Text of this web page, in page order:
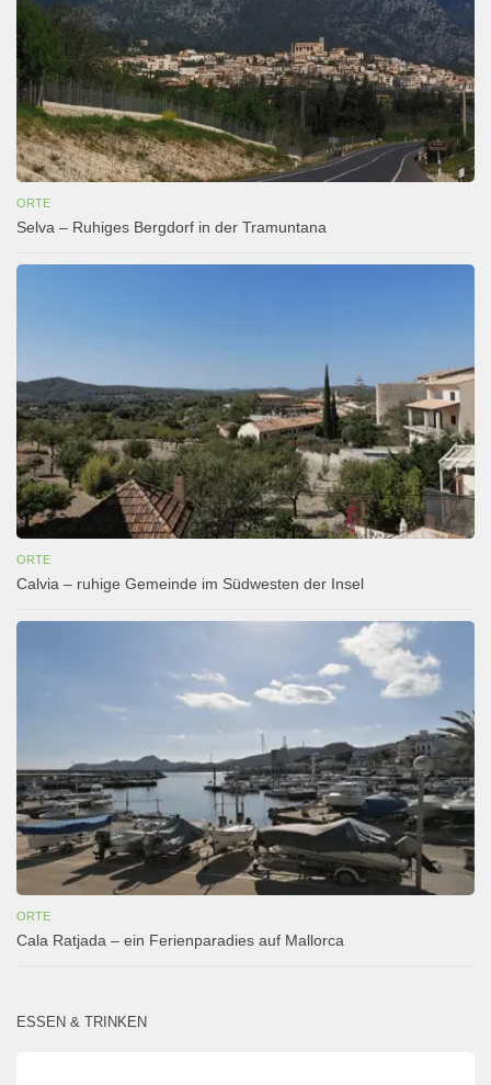
ORTE
Selva – Ruhiges Bergdorf in der Tramuntana
ORTE
Calvia – ruhige Gemeinde im Südwesten der Insel
ORTE
Cala Ratjada – ein Ferienparadies auf Mallorca
ESSEN & TRINKEN